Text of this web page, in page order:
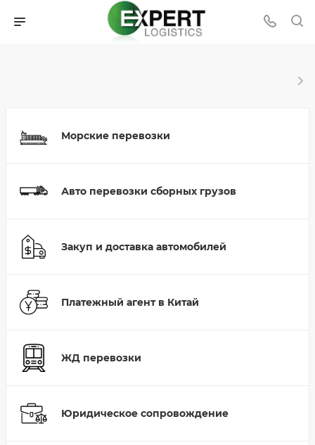
Морские перевозки
Авто перевозки сборных грузов
Закуп и доставка автомобилей
Платежный агент в Китай
ЖД перевозки
Юридическое сопровождение